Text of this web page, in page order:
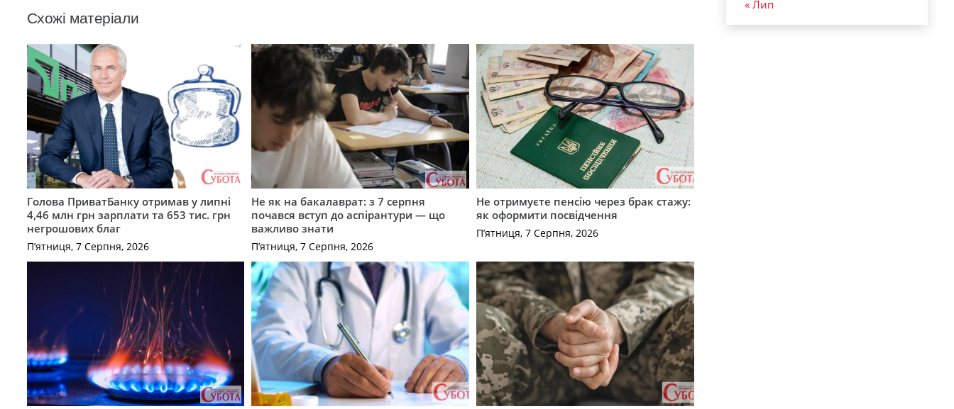
Схожі матеріали
Голова ПриватБанку отримав у липні
4,46 млн грн зарплати та 653 тис. грн
негрошових благ
П’ятниця, 7 Серпня, 2026
Не як на бакалаврат: з 7 серпня
почався вступ до аспірантури — що
важливо знати
П’ятниця, 7 Серпня, 2026
Не отримуєте пенсію через брак стажу:
як оформити посвідчення
П’ятниця, 7 Серпня, 2026
« Лип